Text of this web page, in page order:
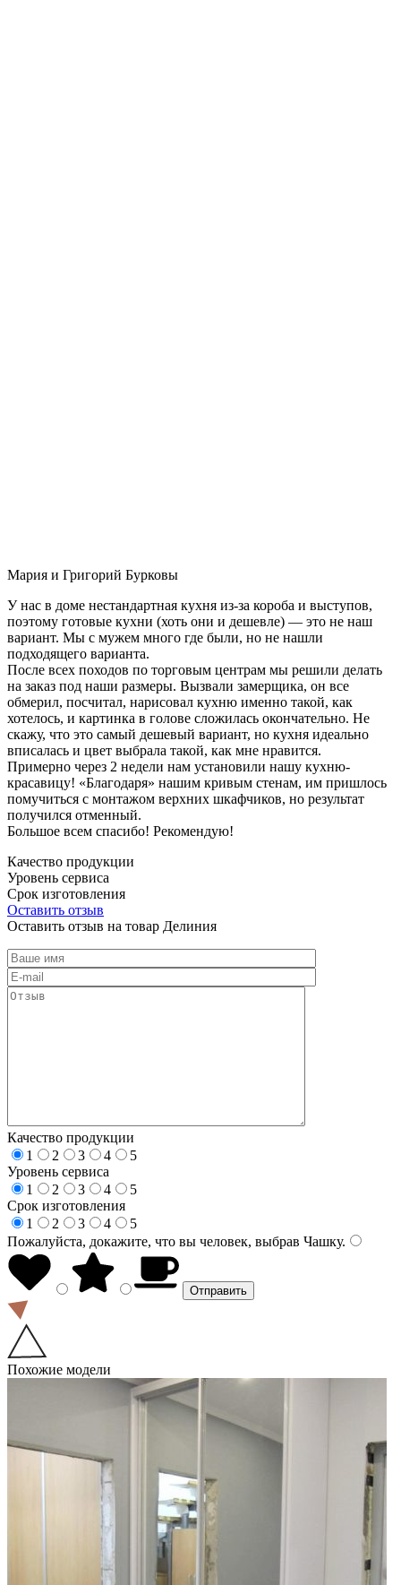
Мария и Григорий Бурковы
У нас в доме нестандартная кухня из-за короба и выступов,
поэтому готовые кухни (хоть они и дешевле) — это не наш
вариант. Мы с мужем много где были, но не нашли
подходящего варианта.
После всех походов по торговым центрам мы решили делать
на заказ под наши размеры. Вызвали замерщика, он все
обмерил, посчитал, нарисовал кухню именно такой, как
хотелось, и картинка в голове сложилась окончательно. Не
скажу, что это самый дешевый вариант, но кухня идеально
вписалась и цвет выбрала такой, как мне нравится.
Примерно через 2 недели нам установили нашу кухню-
красавицу! «Благодаря» нашим кривым стенам, им пришлось
помучиться с монтажом верхних шкафчиков, но результат
получился отменный.
Большое всем спасибо! Рекомендую!
Качество продукции
Уровень сервиса
Срок изготовления
Оставить отзыв
Оставить отзыв на товар Делиния
Качество продукции
1
2 3 4
5
Уровень сервиса
1
2 3 4
5
Срок изготовления
1
2 3 4
5
Пожалуйста, докажите, что вы человек, выбрав Чашку.
Похожие модели